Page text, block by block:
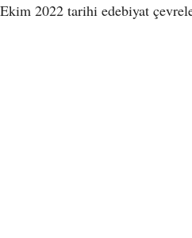
2022 tarihi edebiyat